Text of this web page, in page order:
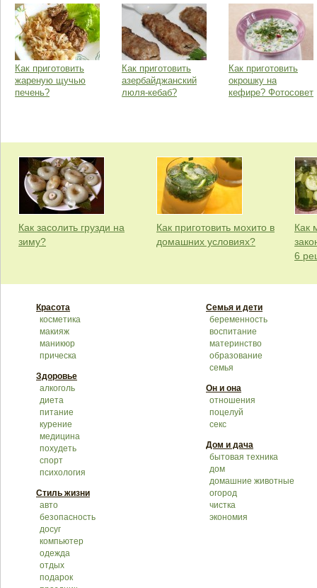
Как приготовить
жареную щучью
печень?
Как приготовить
азербайджанский
люля-кебаб?
Как приготовить
окрошку на
кефире? Фотосовет
Как засолить грузди на
зиму?
Как приготовить мохито в
домашних условиях?
Как
6
Красота
косметика
макияж
маникюр
прическа
Здоровье
алкоголь
диета
питание
курение
медицина
похудеть
спорт
психология
Стиль жизни
авто
безопасность
досуг
компьютер
одежда
отдых
подарок
Семья и дети
беременность
воспитание
материнство
образование
семья
Он и она
отношения
поцелуй
секс
Дом и дача
бытовая техника
дом
домашние животные
огород
чистка
экономия